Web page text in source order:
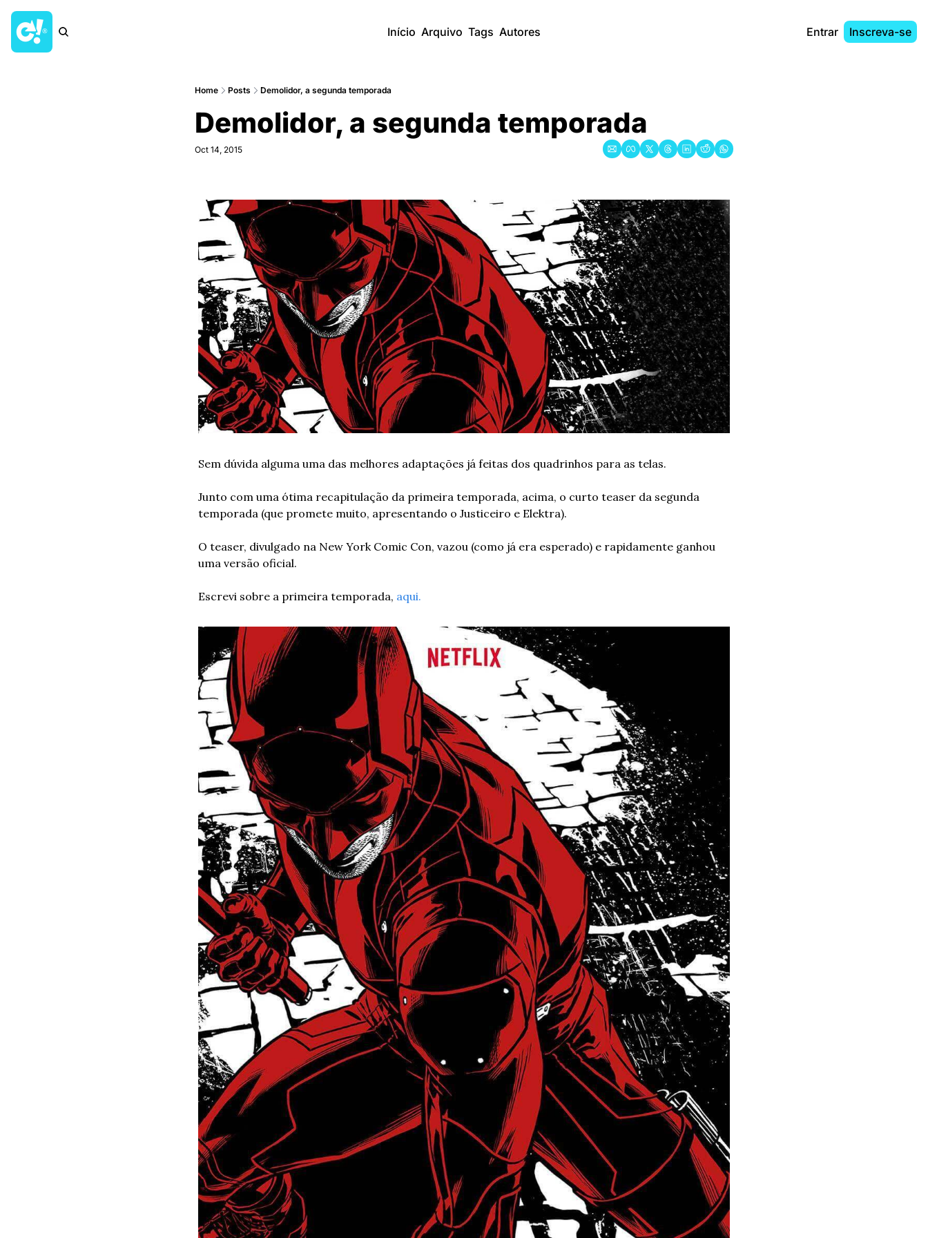
Início Arquivo Tags Autores Entrar Inscreva-se
Home Posts Demolidor, a segunda temporada
Demolidor, a segunda temporada
Oct 14, 2015
Sem dúvida alguma uma das melhores adaptações já feitas dos quadrinhos para as telas.
Junto com uma ótima recapitulação da primeira temporada, acima, o curto teaser da segunda
temporada (que promete muito, apresentando o Justiceiro e Elektra).
O teaser, divulgado na New York Comic Con, vazou (como já era esperado) e rapidamente ganhou
uma versão oficial.
Escrevi sobre a primeira temporada, aqui.